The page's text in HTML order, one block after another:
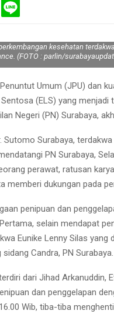
kesehatan
(FOTO : parlin/
Umum (JPU) dan
(ELS) yang menjadi
Negeri (PN) Surabaya,
Sutomo Surabaya,
PN Surabaya,
perawat, ratusan
memberi dukungan pada
penipuan dan
selain mendapat
Eunike Lenny Silas yang
Candra, PN Surabaya.
dari Jihad Arkanuddin,
dan penggelapan
Wib, tiba-tiba